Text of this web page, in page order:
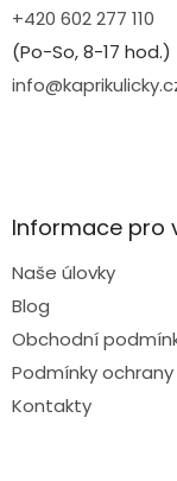
+420 602 277 110
(Po-So, 8-17 hod.)
Informace pro
Naše úlovky
Blog
Obchodní
Podmínky
Kontakty